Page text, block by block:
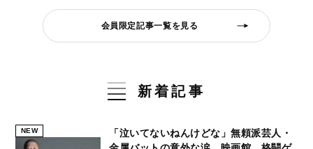
会員限定記事一覧を見る
新着記事
NEW
「泣いてないねんけどな」無頼派芸人・